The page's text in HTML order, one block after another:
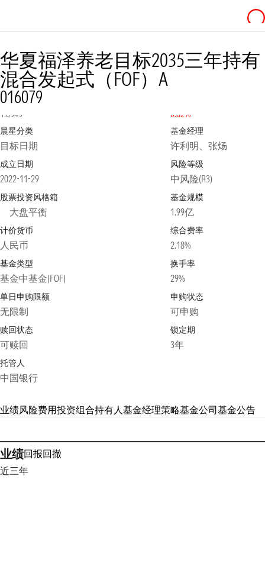
华夏福泽养老目标2035三年持有
混合发起式（FOF）A
016079
净值2026-08-05
1.0545 0.82%
晨星分类
目标日期
基金经理
许利明、张炀
成立日期
2022-11-29
风险等级
中风险(R3)
股票投资风格箱
大盘平衡
基金规模
1.99亿
计价货币
人民币
综合费率
2.18%
基金类型
基金中基金(FOF)
换手率
29%
单日申购限额
无限制
申购状态
可申购
赎回状态
可赎回
锁定期
3年
托管人
中国银行
业绩风险费用投资组合持有人基金经理策略基金公司基金公告
业绩回报回撤
近三年